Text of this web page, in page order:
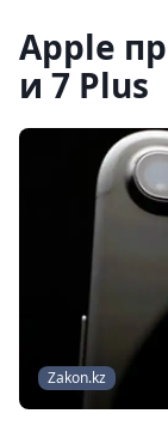
Apple
и 7 Plus
Zakon.kz